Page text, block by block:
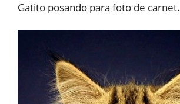
Gatito posando para foto de carnet.